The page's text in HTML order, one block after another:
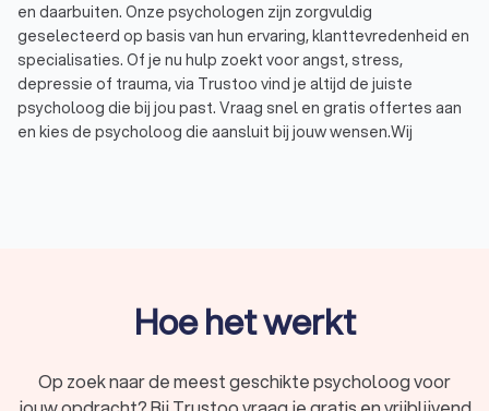
en daarbuiten. Onze psychologen zijn zorgvuldig
geselecteerd op basis van hun ervaring, klanttevredenheid en
specialisaties. Of je nu hulp zoekt voor angst, stress,
depressie of trauma, via Trustoo vind je altijd de juiste
psycholoog die bij jou past. Vraag snel en gratis offertes aan
en kies de psycholoog die aansluit bij jouw wensen.Wij
Een psycholoog is een expert op het gebied van mentale
gezondheid. Psychologen helpen mensen met het begrijpen,
Hoe het werkt
Op zoek naar de meest geschikte psycholoog voor